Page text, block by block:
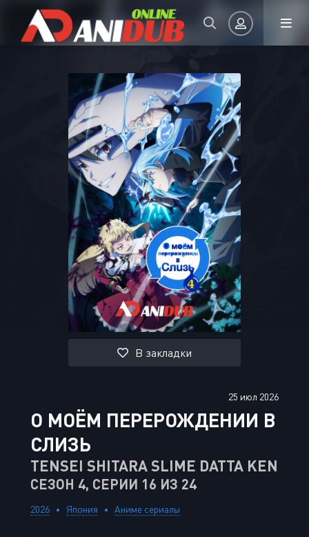
Авторизация
Запомнить
ВОЙТИ НА САЙТ
Регистрация Восстановить пароль
Или войти через
В закладки
25 июл 2026
О МОЁМ ПЕРЕРОЖДЕНИИ В
СЛИЗЬ
TENSEI SHITARA SLIME DATTA KEN
СЕЗОН 4, СЕРИИ 16 ИЗ 24
2026 Япония Аниме сериалы